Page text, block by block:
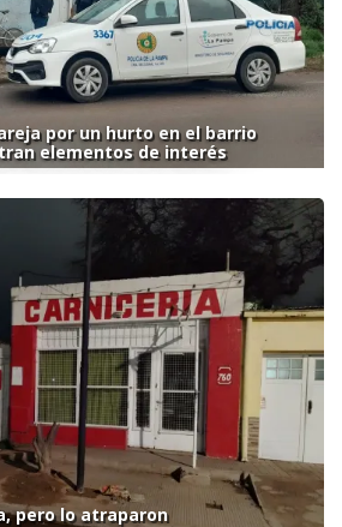
por un hurto en el barrio
elementos de interés
pero lo atraparon